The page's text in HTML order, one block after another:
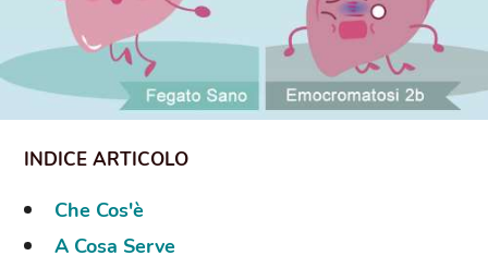
Che Cos'è
A Cosa Serve